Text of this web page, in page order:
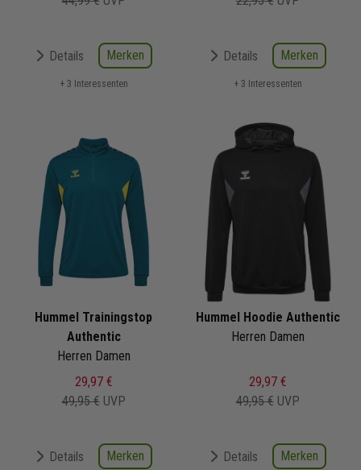
Details Merken
+ 3 Interessenten
Details Merken
+ 3 Interessenten
Hummel Trainingstop
Authentic
Herren Damen
29,97 €
49,95 € UVP
Details Merken
Hummel Hoodie Authentic
Herren Damen
29,97 €
49,95 € UVP
Details Merken